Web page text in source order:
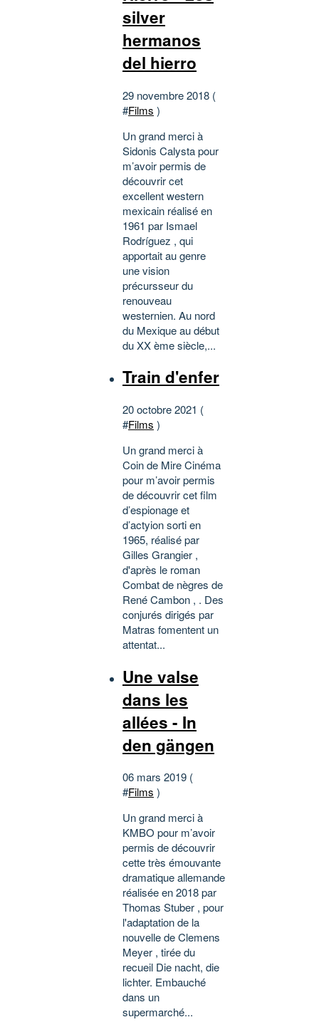
silver
hermanos
del hierro
29 novembre 2018 (
#Films )
Un grand merci à
Sidonis Calysta pour
m’avoir permis de
découvrir cet
excellent western
mexicain réalisé en
1961 par Ismael
Rodríguez , qui
apportait au genre
une vision
précursseur du
renouveau
westernien. Au nord
du Mexique au début
du XX ème siècle,...
Train d'enfer
20 octobre 2021 (
#Films )
Un grand merci à
Coin de Mire Cinéma
pour m’avoir permis
de découvrir cet film
d’espionage et
d’actyion sorti en
1965, réalisé par
Gilles Grangier ,
d'après le roman
Combat de nègres de
René Cambon , . Des
conjurés dirigés par
Matras fomentent un
attentat...
Une valse
dans les
allées - In
den gängen
06 mars 2019 (
#Films )
Un grand merci à
KMBO pour m’avoir
permis de découvrir
cette très émouvante
dramatique allemande
réalisée en 2018 par
Thomas Stuber , pour
l'adaptation de la
nouvelle de Clemens
Meyer , tirée du
recueil Die nacht, die
lichter. Embauché
dans un
supermarché...